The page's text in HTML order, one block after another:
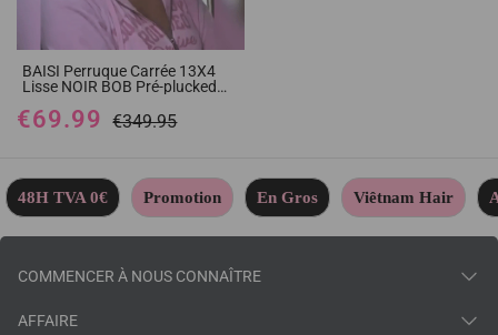
BAISI Perruque Carrée 13X4
Lisse NOIR BOB Pré-plucked
Raw Hair Lace déjà couper
€69.99 €349.95
48H TVA 0€ Promotion En Gros Viêtnam Hair
COMMENCER À NOUS CONNAÎTRE
AFFAIRE